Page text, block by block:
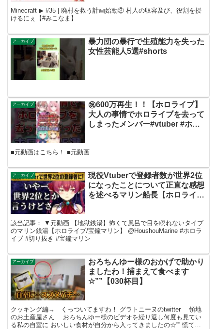
Minecraft ▶︎ #35 | 廃村を救う計画始動② 村人の収容及び、役割を授
けるにぇ【#みこなま】
アーカイブ
暴力団の暴行で生殖能力を失った
女性芸能人5選#shorts
アーカイブ
㊗️600万再生！！【ホロライブ】
大人の事情でホロライブを去って
しまったメンバー#vtuber #ホロ
■元動画はこちら！ ■元動画
アーカイブ
現役Vtuberで登録者数が世界2位
になったことについて正直な感想
を述べるマリン船長【ホロライブ
該当記事： ▼元動画 【地獄銭湯】怖くて風呂で目を瞑れないタイプ
のマリン銭湯【ホロライブ/宝鐘マリン】 @HoushouMarine #ホロラ
イブ #切り抜き #宝鐘マリン
アーカイブ
おろちんゆー様のおかげで助かり
ましたわ！捕まえて食べます
☆””【030杯目】
クッキング編→ くっついてますわ！ グラトニーヌのtwitter 領地
のお土産屋さん おろちんゆー様のビデオを繰り返し何度も見てい
る私の自室に おいしい食材が自分から入ってきましたの☆”” 慌てて